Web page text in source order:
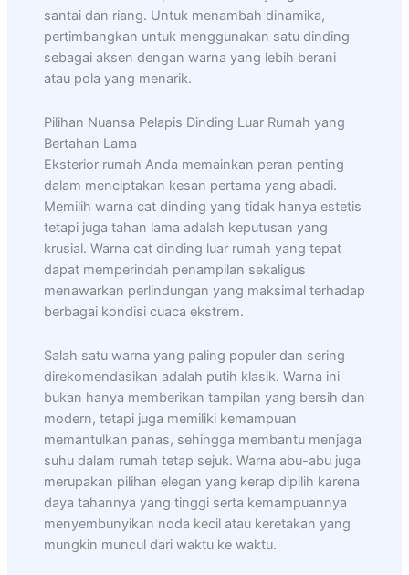
santai dan riang. Untuk menambah dinamika,
pertimbangkan untuk menggunakan satu dinding
sebagai aksen dengan warna yang lebih berani
atau pola yang menarik.
Pilihan Nuansa Pelapis Dinding Luar Rumah yang
Bertahan Lama
Eksterior rumah Anda memainkan peran penting
dalam menciptakan kesan pertama yang abadi.
Memilih warna cat dinding yang tidak hanya estetis
tetapi juga tahan lama adalah keputusan yang
krusial. Warna cat dinding luar rumah yang tepat
dapat memperindah penampilan sekaligus
menawarkan perlindungan yang maksimal terhadap
berbagai kondisi cuaca ekstrem.
Salah satu warna yang paling populer dan sering
direkomendasikan adalah putih klasik. Warna ini
bukan hanya memberikan tampilan yang bersih dan
modern, tetapi juga memiliki kemampuan
memantulkan panas, sehingga membantu menjaga
suhu dalam rumah tetap sejuk. Warna abu-abu juga
merupakan pilihan elegan yang kerap dipilih karena
daya tahannya yang tinggi serta kemampuannya
menyembunyikan noda kecil atau keretakan yang
mungkin muncul dari waktu ke waktu.